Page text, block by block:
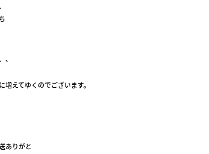
えてゆくのでございます。
ありがと